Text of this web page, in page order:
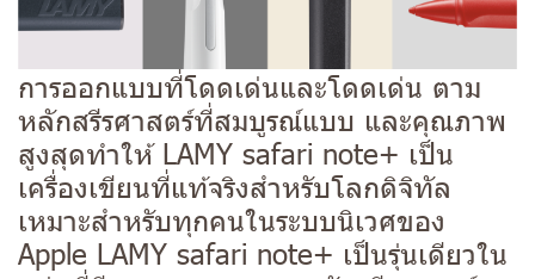
การออกแบบที่โดดเด่นและโดดเด่น ตาม
หลักสรีรศาสตร์ที่สมบูรณ์แบบ และคุณภาพ
สูงสุดทำให้ LAMY safari note+ เป็น
เครื่องเขียนที่แท้จริงสำหรับโลกดิจิทัล
เหมาะสำหรับทุกคนในระบบนิเวศของ
Apple LAMY safari note+ เป็นรุ่นเดียวใน